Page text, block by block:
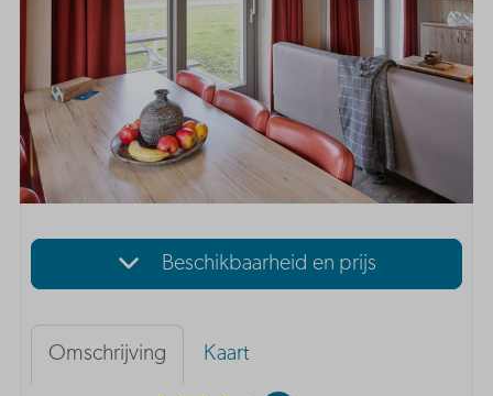
Beschikbaarheid en prijs
Omschrijving Kaart